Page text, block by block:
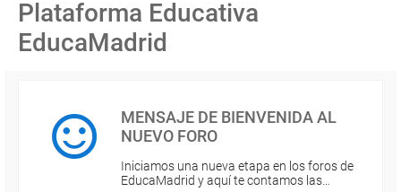
Plataforma Educativa
EducaMadrid
MENSAJE DE BIENVENIDA AL
NUEVO FORO
Iniciamos una nueva etapa en los foros de
EducaMadrid y aquí te contamos las…